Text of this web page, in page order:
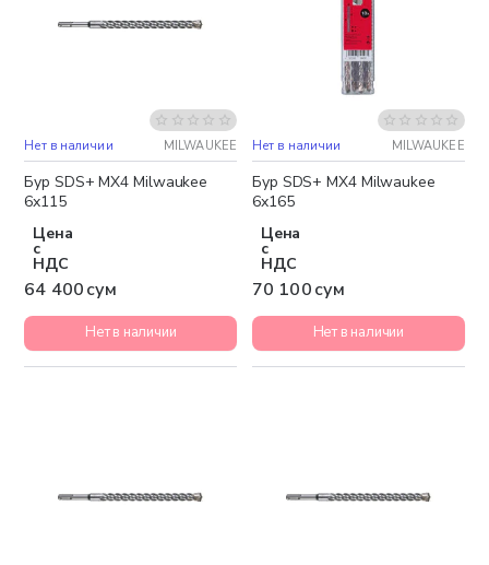
Нет в наличии MILWAUKEE
Бур SDS+ MX4 Milwaukee
6x115
Цена
с
НДС
64 400 сум
Нет в наличии
Нет в наличии MILWAUKEE
Бур SDS+ MX4 Milwaukee
6x165
Цена
с
НДС
70 100 сум
Нет в наличии